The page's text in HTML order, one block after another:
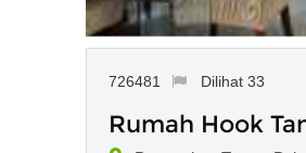
726481 Dilihat 33
Rumah Hook